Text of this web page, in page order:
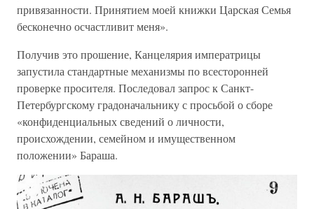
привязанности. Принятием моей книжки Царская Семья
бесконечно осчастливит меня».
Получив это прошение, Канцелярия императрицы
запустила стандартные механизмы по всесторонней
проверке просителя. Последовал запрос к Санкт-
Петербургскому градоначальнику с просьбой о сборе
«конфиденциальных сведений о личности,
происхождении, семейном и имущественном
положении» Бараша.